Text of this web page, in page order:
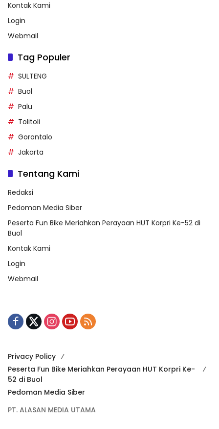
Kontak Kami
Login
Webmail
Tag Populer
SULTENG
Buol
Palu
Tolitoli
Gorontalo
Jakarta
Tentang Kami
Redaksi
Pedoman Media Siber
Peserta Fun Bike Meriahkan Perayaan HUT Korpri Ke-52 di
Buol
Kontak Kami
Login
Webmail
Privacy Policy
Peserta Fun Bike Meriahkan Perayaan HUT Korpri Ke-
52 di Buol
Pedoman Media Siber
PT. ALASAN MEDIA UTAMA